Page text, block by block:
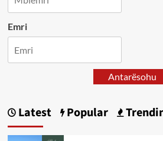
Emri
Antarësohu
Latest Popular